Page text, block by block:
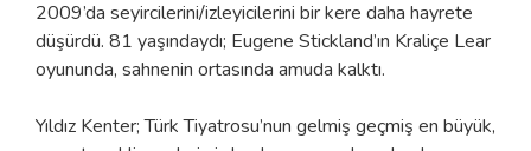
2009’da seyircilerini/izleyicilerini bir kere daha hayrete
düşürdü. 81 yaşındaydı; Eugene Stickland’ın Kraliçe Lear
oyununda, sahnenin ortasında amuda kalktı.
Yıldız Kenter; Türk Tiyatrosu’nun gelmiş geçmiş en büyük,